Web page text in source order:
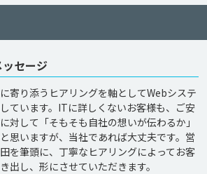
セージ
寄り添うヒアリングを軸としてWebシステ
ています。ITに詳しくないお客様も、ご安
対して「そもそも自社の想いが伝わるか」
思いますが、当社であれば大丈夫です。営
を筆頭に、丁寧なヒアリングによってお客
出し、形にさせていただきます。